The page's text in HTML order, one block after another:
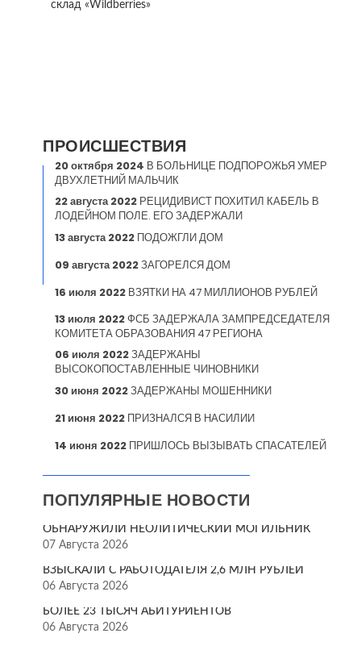
склад «Wildberries»
ПРОИСШЕСТВИЯ
20 октября 2024 В БОЛЬНИЦЕ ПОДПОРОЖЬЯ УМЕР
ДВУХЛЕТНИЙ МАЛЬЧИК
22 августа 2022 РЕЦИДИВИСТ ПОХИТИЛ КАБЕЛЬ В
ЛОДЕЙНОМ ПОЛЕ. ЕГО ЗАДЕРЖАЛИ
13 августа 2022 ПОДОЖГЛИ ДОМ
09 августа 2022ЗАГОРЕЛСЯ ДОМ
16 июля 2022 ВЗЯТКИ НА 47 МИЛЛИОНОВ РУБЛЕЙ
13 июля 2022ФСБ ЗАДЕРЖАЛА ЗАМПРЕДСЕДАТЕЛЯ
КОМИТЕТА ОБРАЗОВАНИЯ 47 РЕГИОНА
06 июля 2022ЗАДЕРЖАНЫ
ВЫСОКОПОСТАВЛЕННЫЕ ЧИНОВНИКИ
30 июня 2022ЗАДЕРЖАНЫ МОШЕННИКИ
21 июня 2022 ПРИЗНАЛСЯ В НАСИЛИИ
14 июня 2022 ПРИШЛОСЬ ВЫЗЫВАТЬ СПАСАТЕЛЕЙ
ПОПУЛЯРНЫЕ НОВОСТИ
ОБНАРУЖИЛИ НЕОЛИТИЧЕСКИЙ МОГИЛЬНИК
07 Августа 2026
ВЗЫСКАЛИ С РАБОТОДАТЕЛЯ 2,6 МЛН РУБЛЕЙ
06 Августа 2026
БОЛЕЕ 23 ТЫСЯЧ АБИТУРИЕНТОВ
06 Августа 2026